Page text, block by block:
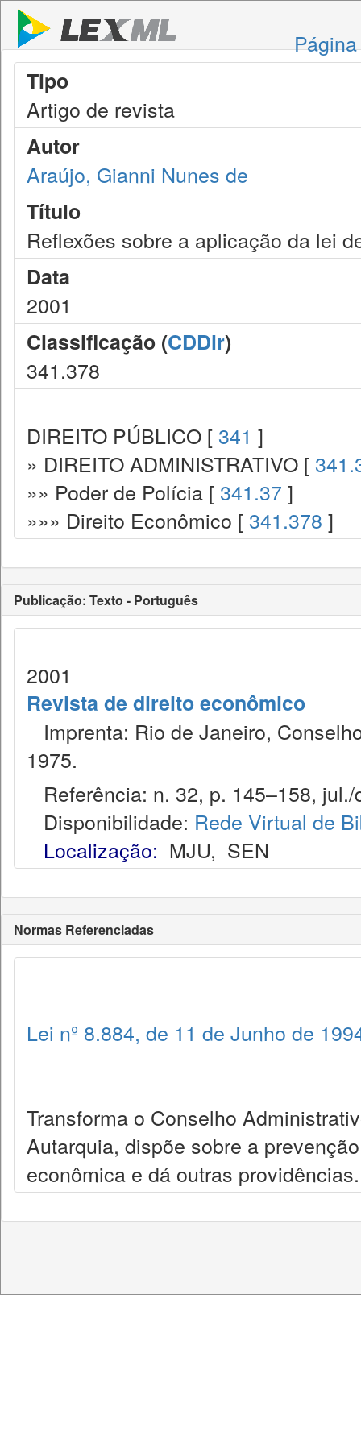
Tipo
Artigo de revista
Autor
Araújo, Gianni Nunes de
Título
Reflexões sobre a aplicação da lei
Data
2001
Classificação (CDDir)
341.378
DIREITO PÚBLICO [ 341 ]
» DIREITO ADMINISTRATIVO [
»» Poder de Polícia [ 341.37 ]
»»» Direito Econômico [ 341.378 ]
Publicação: Texto - Português
2001
Revista de direito econômico
Imprenta: Rio de Janeiro,
1975.
Referência: n. 32, p. 145–158,
Disponibilidade: Rede Virtual de
Localização: MJU, SEN
Normas Referenciadas
Lei nº 8.884, de 11 de Junho de
Transforma o Conselho
Autarquia, dispõe sobre a
econômica e dá outras providências.